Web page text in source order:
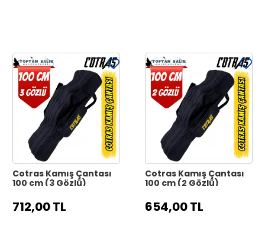
Cotras Kamış Çantası
100 cm (3 Gözlü)
712,00 TL
Cotras Kamış Çantası
100 cm (2 Gözlü)
654,00 TL